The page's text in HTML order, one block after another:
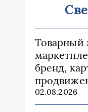
Товарный
бренд,
02.08.2026